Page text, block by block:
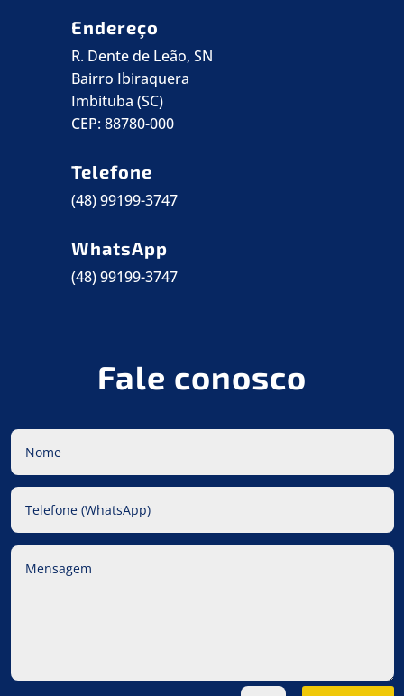
Endereço
R. Dente de Leão, SN
Bairro Ibiraquera
Imbituba (SC)
CEP: 88780-000
Telefone
(48) 99199-3747
WhatsApp
(48) 99199-3747
Fale conosco